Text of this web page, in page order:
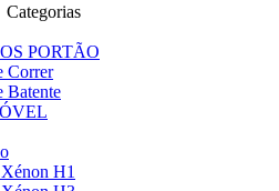
Categorias
PORTÃO
Correr
Batente
H1